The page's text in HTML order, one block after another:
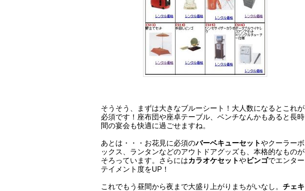
そうそう、まずは大きなブルーシート！大人数になるとこれが
必須です！座布団や座卓テーブル、ベンチなんかもあると長時
間の宴会も快適に過ごせますね。
あとは・・・お花見に必須のバーベキューセットやクーラーボ
ックス、ランタンなどのアウトドアグッズも、本格的なものが
そろっています。さらにはカラオケセットやビンゴでエンター
テイメント度をUP！
これでもう昼間から夜まで大盛り上がりまちがいなし。 チェキ